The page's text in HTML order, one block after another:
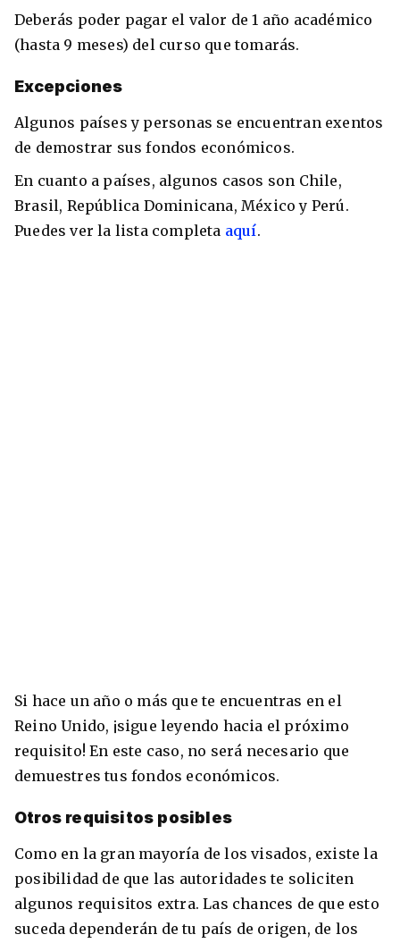
Deberás poder pagar el valor de 1 año académico
(hasta 9 meses) del curso que tomarás.
Excepciones
Algunos países y personas se encuentran exentos
de demostrar sus fondos económicos.
En cuanto a países, algunos casos son Chile,
Brasil, República Dominicana, México y Perú.
Puedes ver la lista completa aquí.
Si hace un año o más que te encuentras en el
Reino Unido, ¡sigue leyendo hacia el próximo
requisito! En este caso, no será necesario que
demuestres tus fondos económicos.
Otros requisitos posibles
Como en la gran mayoría de los visados, existe la
posibilidad de que las autoridades te soliciten
algunos requisitos extra. Las chances de que esto
suceda dependerán de tu país de origen, de los